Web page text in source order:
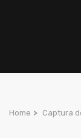
Home > Captura